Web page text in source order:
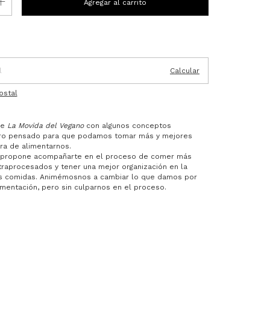
Calcular
La Movida del Veganocon algunos conceptos
pensado para que podamos tomar más y mejores
de alimentarnos.
acompañarte en el proceso de comer más
y tener una mejor organización en la
comidas. Animémosnos a cambiar lo que damos por
pero sin culparnos en el proceso.